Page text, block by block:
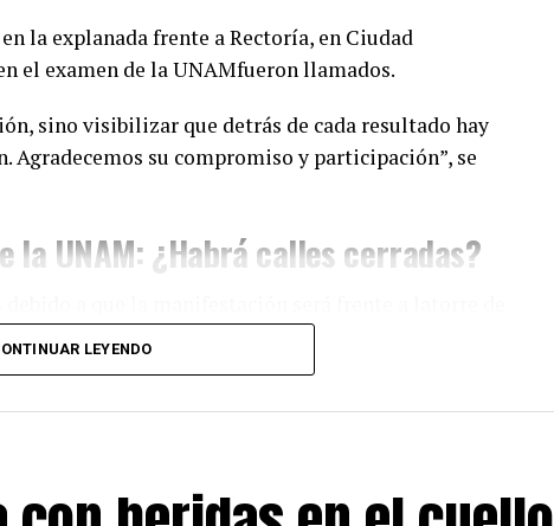
la explanada frente a Rectoría, en Ciudad
el examen de la UNAMfueron llamados.
sino visibilizar que detrás de cada resultado hay
Agradecemos su compromiso y participación”, se
la UNAM: ¿Habrá calles cerradas?
de la UNAM.
despojo en la colonia Del
Romero
deavenida Insurgentes, vialidad aledaña al
LEYENDO